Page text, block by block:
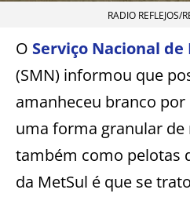
RADIO REFLEJOS/
O Serviço Nacional
(SMN) informou que
amanheceu branco
uma forma granular de
também como pelotas
da MetSul é que se